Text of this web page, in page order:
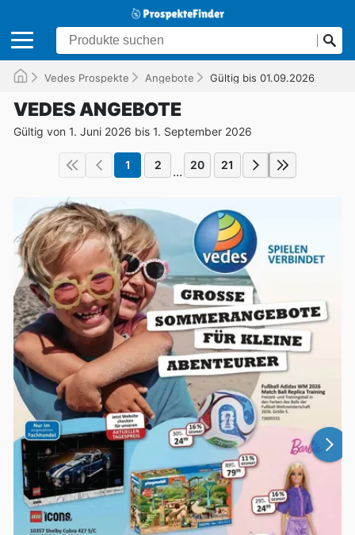
Vedes Prospekte Angebote Gültig bis 01.09.2026
VEDES ANGEBOTE
Gültig von 1. Juni 2026 bis 1. September 2026
1 2 ... 20 21